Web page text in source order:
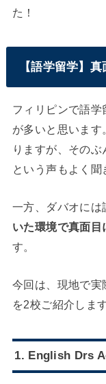
た！
【語学留学】
フィリピンで語
が多いと思いま
りますが、そのぶ
という声もよく聞
一方、ダバオには
いた環境で真面
す。
今回は、現地で実
を2校ご紹介します
1. English Drs